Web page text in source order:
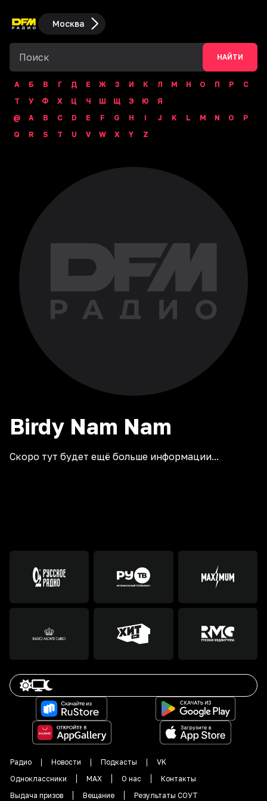
Москва
НАЙТИ
А Б В Г Д Е Ж З И К Л М Н О П Р
С
Т
У Ф Х Ц Ч Ш Щ Э Ю
Я
@
A B C D E F G H I J K L M N O
P
Q
R S T U V W X Y Z
Birdy Nam Nam
Скоро тут будет ещё больше информации...
Радио Новости Подкасты
VK
Одноклассники
MAX О нас
Контакты
Выдача призов
Вещание Результаты СОУТ